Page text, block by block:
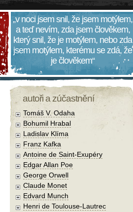
„v noci jsem snil, že jsem motýlem,
a teď nevím, zda jsem člověkem,
který snil, že je motýlem, nebo zda
jsem motýlem, kterému se zdá, že
je člověkem“
autoři a zúčastnění
Tomáš V. Odaha
Bohumil Hrabal
Ladislav Klíma
Franz Kafka
Antoine de Saint-Exupéry
Edgar Allan Poe
George Orwell
Claude Monet
Edvard Munch
Henri de Toulouse-Lautrec